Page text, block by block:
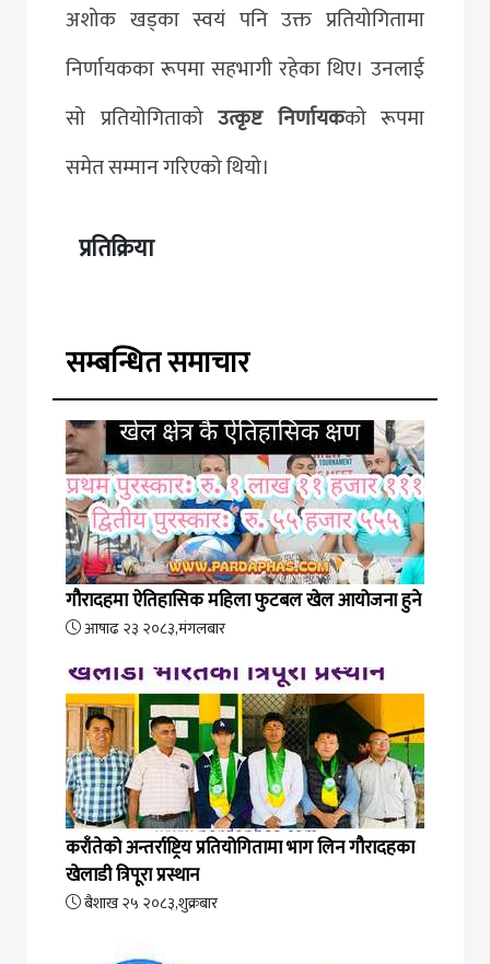
अशोक खड्का स्वयं पनि उक्त प्रतियोगितामा
निर्णायकका रूपमा सहभागी रहेका थिए। उनलाई
सो प्रतियोगिताको उत्कृष्ट निर्णायकको रूपमा
समेत सम्मान गरिएको थियो।
प्रतिक्रिया
सम्बन्धित समाचार
गौरादहमा ऐतिहासिक महिला फुटबल खेल आयोजना हुने
आषाढ २३ २०८३,मंगलबार
कराँतेको अन्तर्राष्ट्रिय प्रतियोगितामा भाग लिन गौरादहका
खेलाडी त्रिपूरा प्रस्थान
बैशाख २५ २०८३,शुक्रबार